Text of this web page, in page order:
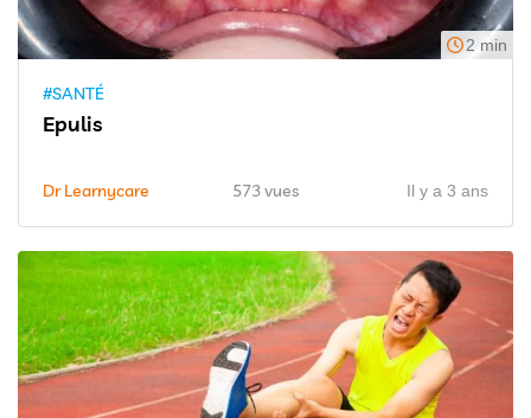
2 min
#SANTÉ
Epulis
Dr Learnycare 573 vues Il y a 3 ans